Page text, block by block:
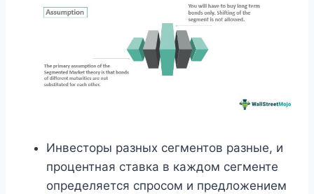
Инвесторы разных сегментов разные, и
процентная ставка в каждом сегменте
определяется спросом и предложением